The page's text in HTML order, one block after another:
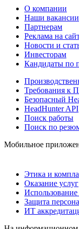
О компании
Наши вакансии
Партнерам
Реклама на
Новости и
Инвесторам
Кандидаты по
Требования к
Безопасный
HeadHunter API
Поиск работы
Поиск по
Мобильное
Этика и
Оказание услуг
Использование
Защита
ИТ